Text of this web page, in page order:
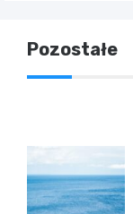
Pozostałe